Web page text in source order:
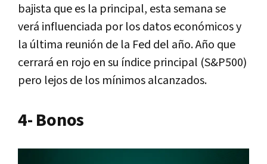
bajista que es la principal, esta semana se
verá influenciada por los datos económicos y
la última reunión de la Fed del año. Año que
cerrará en rojo en su índice principal (S&P500)
pero lejos de los mínimos alcanzados.
4- Bonos